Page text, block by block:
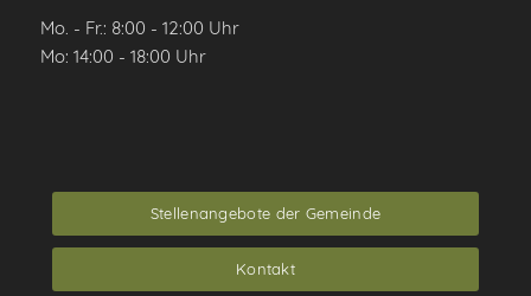
Mo. - Fr.: 8:00 - 12:00 Uhr
Mo: 14:00 - 18:00 Uhr
Stellenangebote der Gemeinde
Kontakt